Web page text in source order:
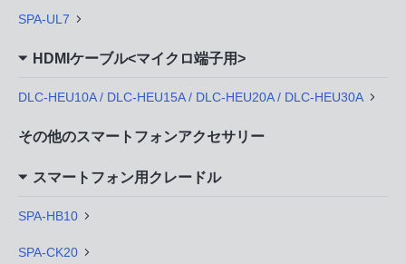
SPA-UL7
HDMIケーブル<マイクロ端子用>
DLC-HEU10A / DLC-HEU15A / DLC-HEU20A / DLC-HEU30A
その他のスマートフォンアクセサリー
スマートフォン用クレードル
SPA-HB10
SPA-CK20